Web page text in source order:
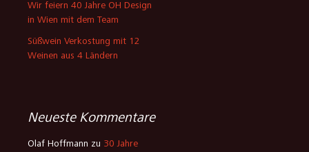
Wir feiern 40 Jahre OH Design
in Wien mit dem Team
Süßwein Verkostung mit 12
Weinen aus 4 Ländern
Neueste Kommentare
Olaf Hoffmann zu 30 Jahre